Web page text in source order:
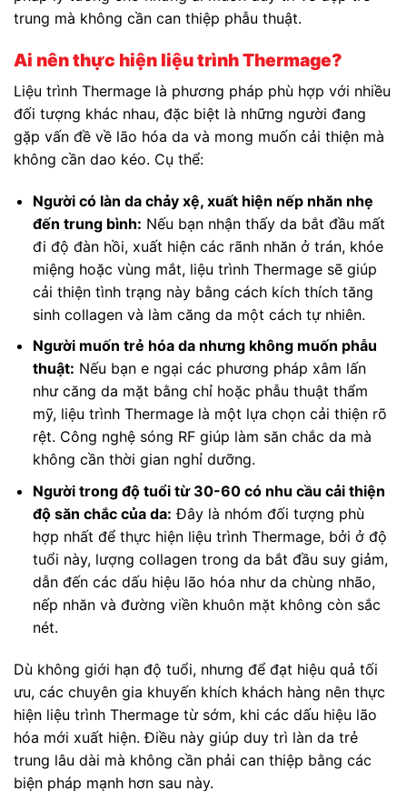
trung mà không cần can thiệp phẫu thuật.
Ai nên thực hiện liệu trình Thermage?
Liệu trình Thermage là phương pháp phù hợp với nhiều
đối tượng khác nhau, đặc biệt là những người đang
gặp vấn đề về lão hóa da và mong muốn cải thiện mà
không cần dao kéo. Cụ thể:
Người có làn da chảy xệ, xuất hiện nếp nhăn nhẹ
đến trung bình: Nếu bạn nhận thấy da bắt đầu mất
đi độ đàn hồi, xuất hiện các rãnh nhăn ở trán, khóe
miệng hoặc vùng mắt, liệu trình Thermage sẽ giúp
cải thiện tình trạng này bằng cách kích thích tăng
sinh collagen và làm căng da một cách tự nhiên.
Người muốn trẻ hóa da nhưng không muốn phẫu
thuật: Nếu bạn e ngại các phương pháp xâm lấn
như căng da mặt bằng chỉ hoặc phẫu thuật thẩm
mỹ, liệu trình Thermage là một lựa chọn cải thiện rõ
rệt. Công nghệ sóng RF giúp làm săn chắc da mà
không cần thời gian nghỉ dưỡng.
Người trong độ tuổi từ 30-60 có nhu cầu cải thiện
độ săn chắc của da: Đây là nhóm đối tượng phù
hợp nhất để thực hiện liệu trình Thermage, bởi ở độ
tuổi này, lượng collagen trong da bắt đầu suy giảm,
dẫn đến các dấu hiệu lão hóa như da chùng nhão,
nếp nhăn và đường viền khuôn mặt không còn sắc
nét.
Dù không giới hạn độ tuổi, nhưng để đạt hiệu quả tối
ưu, các chuyên gia khuyến khích khách hàng nên thực
hiện liệu trình Thermage từ sớm, khi các dấu hiệu lão
hóa mới xuất hiện. Điều này giúp duy trì làn da trẻ
trung lâu dài mà không cần phải can thiệp bằng các
biện pháp mạnh hơn sau này.